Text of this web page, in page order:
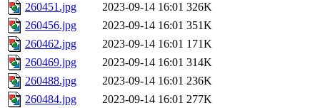
260451.jpg
2023-09-14 16:01 326K
260456.jpg
2023-09-14 16:01 351K
260462.jpg
2023-09-14 16:01 171K
260469.jpg
2023-09-14 16:01 314K
260488.jpg
2023-09-14 16:01 236K
260484.jpg
2023-09-14 16:01 277K